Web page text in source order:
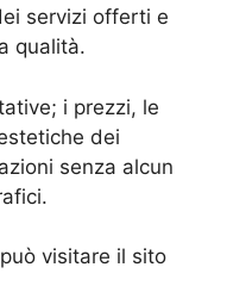
servizi offerti e
qualità.
i prezzi, le
dei
senza alcun
visitare il sito